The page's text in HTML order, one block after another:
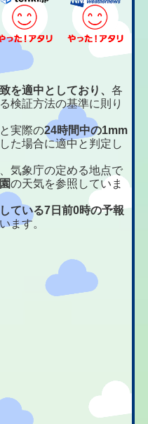
を適中としており、各
検証方法の基準に則り
実際の24時間中の1mm
た場合に適中と判定し
気象庁の定める地点で
の天気を参照していま
ている7日前0時の予報
ます。